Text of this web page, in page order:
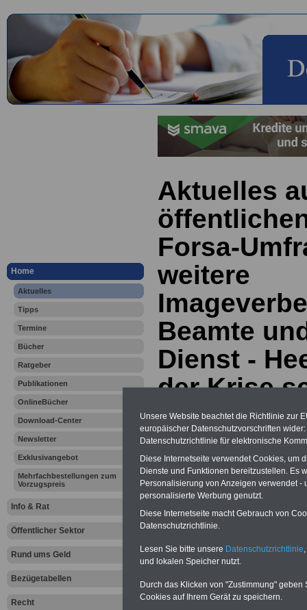
Home
Aktuelles
Tipps
Termine
Bücher
Ratgeber
Publikationen
OnlineBücher
Download-Center
Newsletter
Exklusivangebot
Mehrfachbestellungen zum
Vorzugspreis
Info & Rat
Öffentlicher Sektor
Rund ums Geld
Bezügetabellen
Recht
Aktuelles
Forsa-
weitere
Beamte
Dienst -
der Krise
sich
alle
öffentlichen Dienst
Berufsunfähigkeitsabsicherung
-Krankenzusatzversicherung
Krankenkassen-
Zahnzusatzversicherung
Unsere Website beachtet die Richtlinie zur
europäischer Datenschutzvorschriften
Datenschutzrichtlinie für elektronische
Diese Internetseite verwendet Cookies, um
Dienste und Funktionen bereitzustellen. Es
Personalisierung von Anzeigen verwendet
personalisierte Werbung genutzt.
Diese Internetseite macht Gebrauch von
Datenschutzrichtlinie.
Lesen Sie bitte unsere Datenschutzrichtlinie
und lokalen Speicher nutzt.
Durch das Klicken von "Zustimmung"
Cookies auf Ihrem Gerät zu speichern.